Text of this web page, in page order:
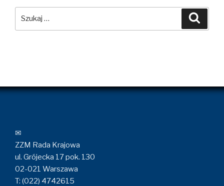
✉
ZZM Rada Krajowa
ul. Grójecka 17 pok. 130
02-021 Warszawa
T: (022) 4742615